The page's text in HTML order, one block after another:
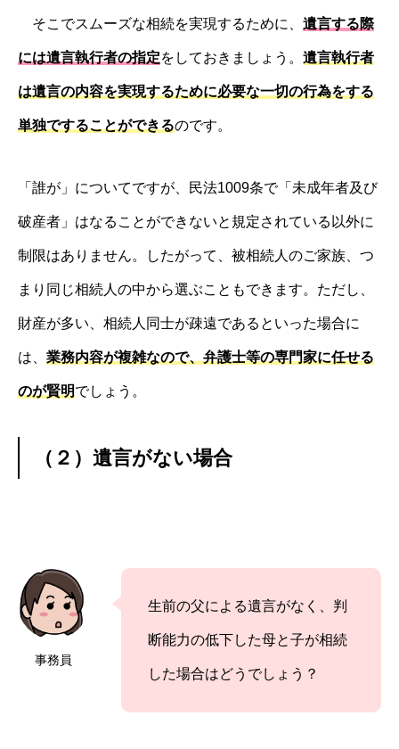
そこでスムーズな相続を実現するために、 遺言する際
には遺言執行者の指定をしておきましょう。 遺言執行者
は遺言の内容を実現するために必要な一切の行為をする
単独ですることができるのです。
「誰が」についてですが、民法1009条で「未成年者及び
破産者」はなることができないと規定されている以外に
制限はありません。したがって、被相続人のご家族、つ
まり同じ相続人の中から選ぶこともできます。ただし、
財産が多い、相続人同士が疎遠であるといった場合に
は、 業務内容が複雑なので、弁護士等の専門家に任せる
のが賢明でしょう。
（２）遺言がない場合
事務員
生前の父による遺言がなく、判
断能力の低下した母と子が相続
した場合はどうでしょう？